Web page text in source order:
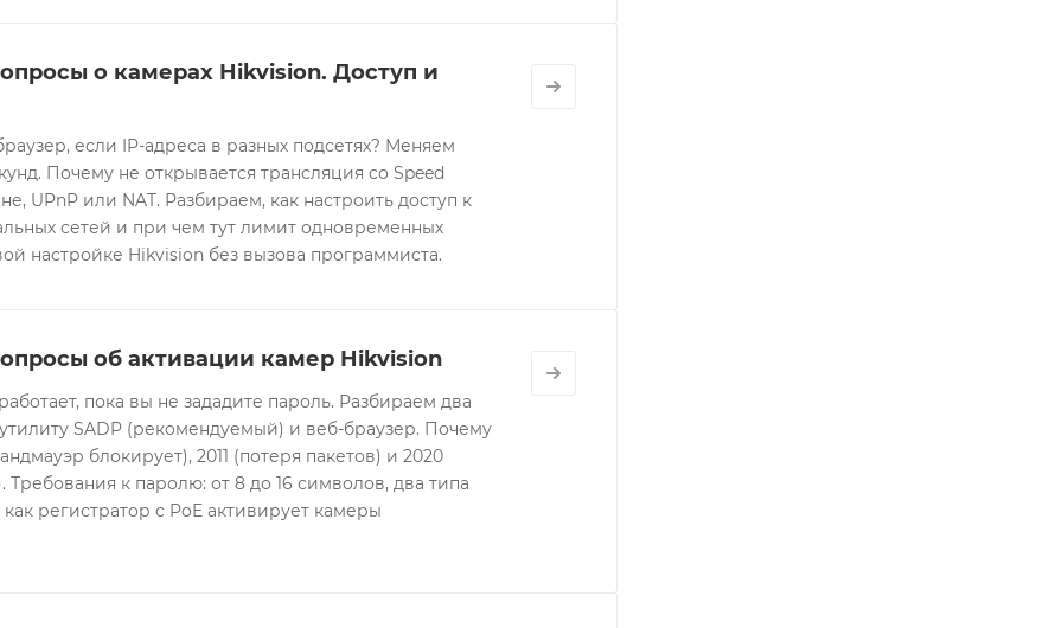
о камерах Hikvision. Доступ и
если IP-адреса в разных подсетях? Меняем
Почему не открывается трансляция со Speed
UPnP или NAT. Разбираем, как настроить доступ к
сетей и при чем тут лимит одновременных
настройке Hikvision без вызова программиста.
об активации камер Hikvision
пока вы не зададите пароль. Разбираем два
SADP (рекомендуемый) и веб-браузер. Почему
блокирует), 2011 (потеря пакетов) и 2020
к паролю: от 8 до 16 символов, два типа
регистратор с PoE активирует камеры